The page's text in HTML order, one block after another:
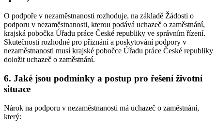
O podpoře v nezaměstnanosti rozhoduje, na základě Žádosti o
podporu v nezaměstnanosti, kterou podává uchazeč o zaměstnání,
krajská pobočka Úřadu práce České republiky ve správním řízení.
Skutečnosti rozhodné pro přiznání a poskytování podpory v
nezaměstnanosti musí krajské pobočce Úřadu práce České republiky
doložit uchazeč o zaměstnání.
6. Jaké jsou podmínky a postup pro řešení životní
situace
Nárok na podporu v nezaměstnanosti má uchazeč o zaměstnání,
který: